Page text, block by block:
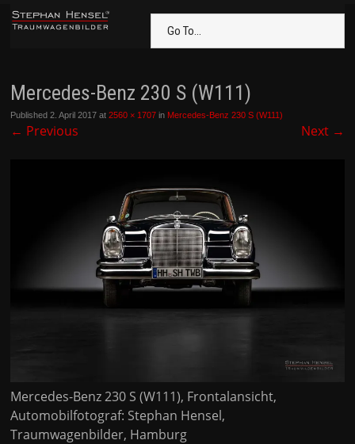
Go To...
Mercedes-Benz 230 S (W111)
Published2. April 2017 at2560 × 1707 in Mercedes-Benz 230 S (W111)
← Previous Next →
Mercedes-Benz 230 S (W111), Frontalansicht,
Automobilfotograf: Stephan Hensel,
Traumwagenbilder, Hamburg